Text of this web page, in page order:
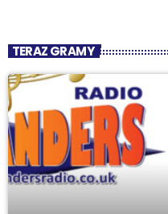
TERAZ GRAMY